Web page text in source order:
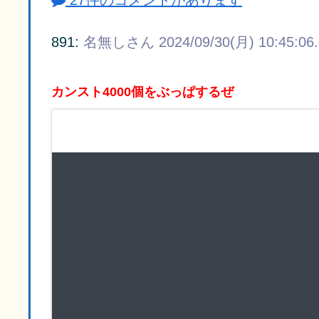
891: 名無しさん 2024/09/30(月)
カンスト4000個をぶっぱするぜ